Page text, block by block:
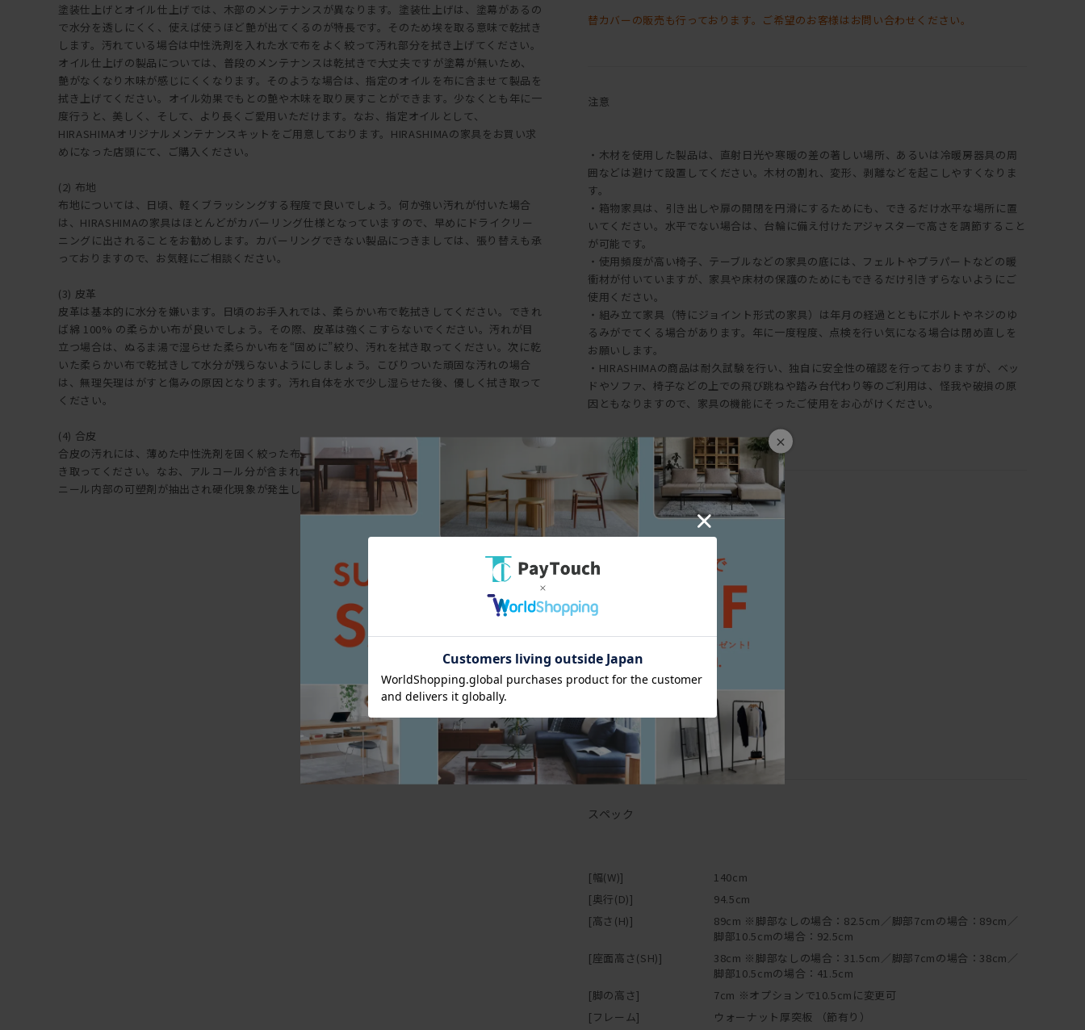
×
塗装仕上げとオイル仕上げでは、木部のメンテナンスが異なります。塗装仕上げは、塗幕があるの
で水分を透しにくく、使えば使うほど艶が出てくるのが特長です。そのため埃を取る意味で乾拭き
します。汚れている場合は中性洗剤を入れた水で布をよく絞って汚れ部分を拭き上げてください。
オイル仕上げの製品については、普段のメンテナンスは乾拭きで大丈夫ですが塗幕が無いため、
艶がなくなり木味が感じにくくなります。そのような場合は、指定のオイルを布に含ませて製品を
拭き上げてください。オイル効果でもとの艶や木味を取り戻すことができます。少なくとも年に一
度行うと、美しく、そして、より長くご愛用いただけます。なお、指定オイルとして、
HIRASHIMAオリジナルメンテナンスキットをご用意しております。HIRASHIMAの家具をお買い求
めになった店頭にて、ご購入ください。
(2) 布地
布地については、日頃、軽くブラッシングする程度で良いでしょう。何か強い汚れが付いた場合
は、HIRASHIMAの家具はほとんどがカバーリング仕様となっていますので、早めにドライクリー
ニングに出されることをお勧めします。カバーリングできない製品につきましては、張り替えも承
っておりますので、お気軽にご相談ください。
(3) 皮革
皮革は基本的に水分を嫌います。日頃のお手入れでは、柔らかい布で乾拭きしてください。できれ
ば綿 100% の柔らかい布が良いでしょう。その際、皮革は強くこすらないでください。汚れが目
立つ場合は、ぬるま湯で湿らせた柔らかい布を“固めに”絞り、汚れを拭き取ってください。次に乾
いた柔らかい布で乾拭きして水分が残らないようにしましょう。こびりついた頑固な汚れの場合
は、無理矢理はがすと傷みの原因となります。汚れ自体を水で少し湿らせた後、優しく拭き取って
ください。
(4) 合皮
合皮の汚れには、薄めた中性洗剤を固く絞った布で拭き上げた後に、乾いた布で水分を充分に拭
き取ってください。なお、アルコール分が含まれた洗剤などで拭き掃除を繰り返した場合、塩化ビ
ニール内部の可塑剤が抽出され硬化現象が発生しますので注意が必要です。
替カバーの販売も行っております。ご希望のお客様はお問い合わせください。
注意
・木材を使用した製品は、直射日光や寒暖の差の著しい場所、あるいは冷暖房器具の周
囲などは避けて設置してください。木材の割れ、変形、剥離などを起こしやすくなりま
す。
・箱物家具は、引き出しや扉の開閉を円滑にするためにも、できるだけ水平な場所に置
いてください。水平でない場合は、台輪に備え付けたアジャスターで高さを調節すること
が可能です。
・使用頻度が高い椅子、テーブルなどの家具の底には、フェルトやプラパートなどの暖
衝材が付いていますが、家具や床材の保護のためにもできるだけ引きずらないようにご
使用ください。
・組み立て家具（特にジョイント形式の家具）は年月の経過とともにボルトやネジのゆ
るみがでてくる場合があります。年に一度程度、点検を行い気になる場合は閉め直しを
お願いします。
・HIRASHIMAの商品は耐久試験を行い、独自に安全性の確認を行っておりますが、ベッ
ドやソファ、椅子などの上での飛び跳ねや踏み台代わり等のご利用は、怪我や破損の原
因ともなりますので、家具の機能にそったご使用をお心がけください。
三面図
スペック
[幅(W)]
140cm
[奥行(D)]
94.5cm
[高さ(H)]
89cm ※脚部なしの場合：82.5cm／脚部7cmの場合：89cm／
脚部10.5cmの場合：92.5cm
[座面高さ(SH)]
38cm ※脚部なしの場合：31.5cm／脚部7cmの場合：38cm／
脚部10.5cmの場合：41.5cm
[脚の高さ]
7cm ※オプションで10.5cmに変更可
[フレーム]
ウォーナット厚突板 （節有り）